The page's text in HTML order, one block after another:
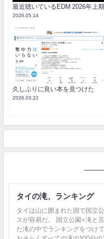
最近聴いているEDM 2026年上期
2026.05.14
久しぶりに良い本を見つけた
2026.03.22